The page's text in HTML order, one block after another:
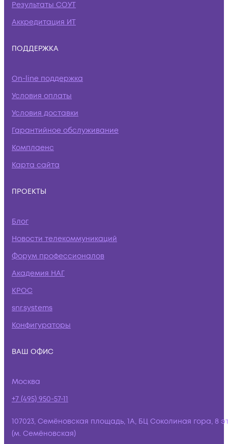
Результаты СОУТ
Аккредитация ИТ
ПОДДЕРЖКА
On-line поддержка
Условия оплаты
Условия доставки
Гарантийное обслуживание
Комплаенс
Карта сайта
ПРОЕКТЫ
Блог
Новости телекоммуникаций
Форум профессионалов
Академия НАГ
КРОС
snr.systems
Конфигураторы
ВАШ ОФИС
Москва
+7 (495) 950-57-11
107023, Семёновская площадь, 1А, БЦ Соколиная гора, 8
(м. Семёновская)